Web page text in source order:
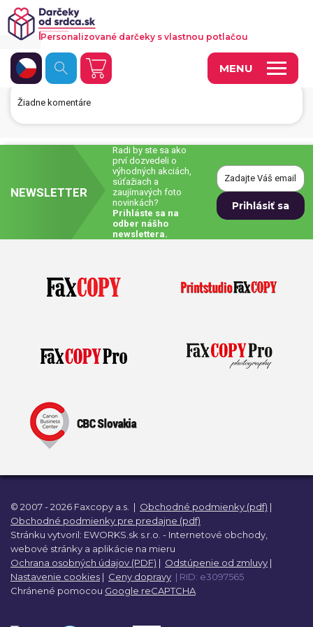
MENU
Fotoobrazy a dekorácie
Fotoknihy a fotozošity
Personalizované hry
Vankúše a iný textil
Doplnky do kancelárie, domácnosti, auta
PO-PIA 7:30 - 17:00
0850 11 15 16
Úvod Produkty
Novinky Blog
Kontakty
Môj profil
Personalizované darčeky s vlastnou potlačou
Žiadne komentáre
NEWSLETTER
Radi by ste sa ako
prví dozvedeli o
výhodných akciách,
súťažiach a
zaujímavých foto
novinkách?
Prihláste sa na
odber nášho
newslettera.
© 2007 - 2026 Faxcopy a.s. | Obchodné podmienky (pdf) |
Obchodné podmienky pre predajne (pdf)
Stránku vytvoril: EWORKS.sk s.r.o. - Internetové obchody,
webové stránky a aplikácie na mieru
Ochrana osobných údajov (PDF) | Odstúpenie od zmluvy |
Nastavenie cookies | Ceny dopravy | RID: e3097565
Chránené pomocou Google reCAPTCHA